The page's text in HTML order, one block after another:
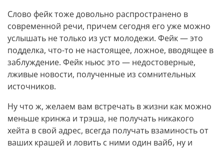
Слово фейк тоже довольно распространено в
современной речи, причем сегодня его уже можно
услышать не только из уст молодежи. Фейк — это
подделка, что-то не настоящее, ложное, вводящее в
заблуждение. Фейк ньюс это — недостоверные,
лживые новости, полученные из сомнительных
источников.
Ну что ж, желаем вам встречать в жизни как можно
меньше кринжа и трэша, не получать никакого
хейта в свой адрес, всегда получать взаминость от
ваших крашей и ловить с ними один вайб, ну и